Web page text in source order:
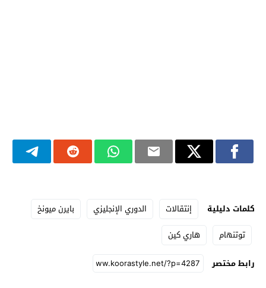
كلمات دليلية إنتقالات الدوري الإنجليزي
بايرن ميونخ
توتنهام
هاري كين
رابط مختصر